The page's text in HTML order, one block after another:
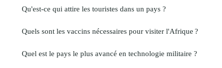
Qu'est-ce qui attire les touristes dans un pays ?
Quels sont les vaccins nécessaires pour visiter l'Afrique ?
Quel est le pays le plus avancé en technologie militaire ?